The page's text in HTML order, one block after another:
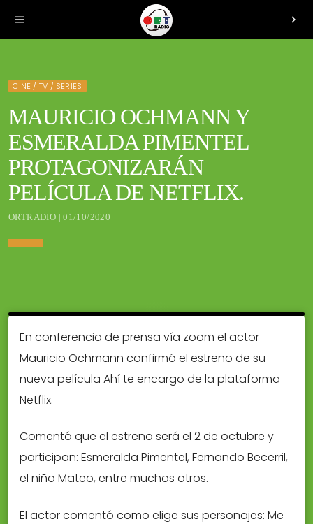
menu chevron_right
CINE / TV / SERIES
MAURICIO OCHMANN Y
ESMERALDA PIMENTEL
PROTAGONIZARÁN
PELÍCULA DE NETFLIX.
ORTRADIO | 01/10/2020
En conferencia de prensa vía zoom el actor
Mauricio Ochmann confirmó el estreno de su
nueva película Ahí te encargo de la plataforma
Netflix.
Comentó que el estreno será el 2 de octubre y
participan: Esmeralda Pimentel, Fernando Becerril,
el niño Mateo, entre muchos otros.
El actor comentó como elige sus personajes: Me